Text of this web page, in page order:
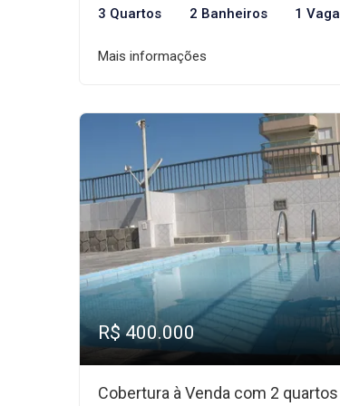
3 Quartos 2 Banheiros 1 Vaga
Mais informações
R$ 400.000
Cobertura à Venda com 2 quartos